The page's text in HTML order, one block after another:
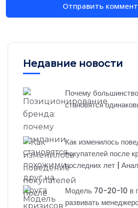
Недавние новости
Почему
становятся
Как изменилось
покупателей после
последних лет |
Модель 70-20-10 в
развивать